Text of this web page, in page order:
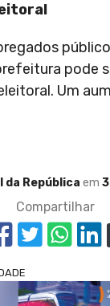
pode
Um
da República em
Compartilhar